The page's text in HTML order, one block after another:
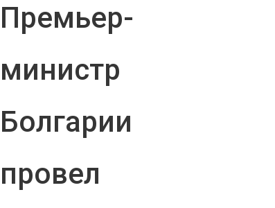
Премьер-
министр
Болгарии
провел